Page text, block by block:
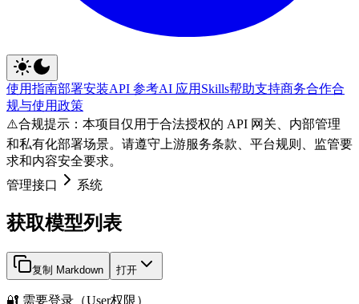
使用指南部署安装API 参考AI 应用 Skills帮助支持商务合作合
规与使用政策
⚠️合规提示：本项目仅用于合法授权的 API 网关、内部管理
和私有化部署场景。请遵守上游服务条款、平台规则、监管要
求和内容安全要求。
管理接口
系统
获取模型列表
复制 Markdown 打开
🔐 需要登录（User权限）